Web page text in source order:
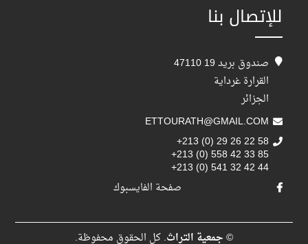
للإتصال بنا
صندوق بريد 19 47110
القرارة غرداية
الجزائر
ETTOURATH@GMAIL.COM
+213 (0) 29 26 22 58
+213 (0) 558 42 33 85
+213 (0) 541 32 42 44
صفحة الفايسبوك
©جمعية التراث. كل الحقوق محفوظة.